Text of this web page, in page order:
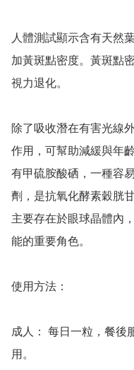
人體測試顯示含有天然
加黃斑點密度。黃斑點
視力退化。
除了吸收潛在有害光線
作用，可幫助減緩與年
有甲硫胺酸硒，一種容
劑，是抗氧化酵素穀胱
主要存在於眼球晶體內
能的重要角色。
使用方法：
成人： 每日一粒，餐後
用。